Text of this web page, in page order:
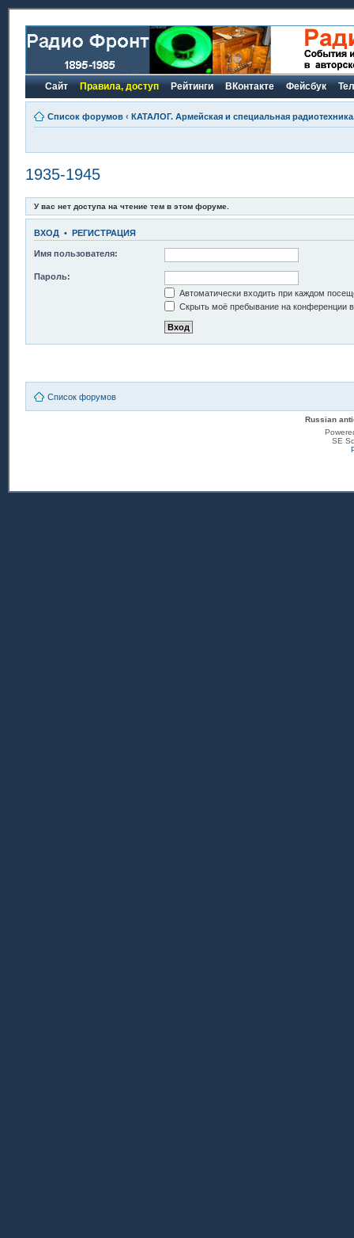
Сайт Правила, доступ Рейтинги ВКонтакте Фейсбук
Список форумов ‹ КАТАЛОГ. Армейская и специальная
1935-1945
У вас нет доступа на чтение тем в этом форуме.
ВХОД • РЕГИСТРАЦИЯ
Имя пользователя:
Пароль:
Автоматически входить при каждом
Скрыть моё пребывание на конференции в
Список форумов
Russian
SE